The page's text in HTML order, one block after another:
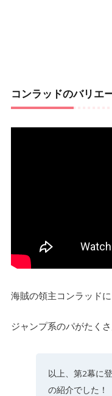
コンラッドのバリエ
海賊の領主コンラッド
ジャンプ系のパがたく
以上、第2幕に
の紹介でした！